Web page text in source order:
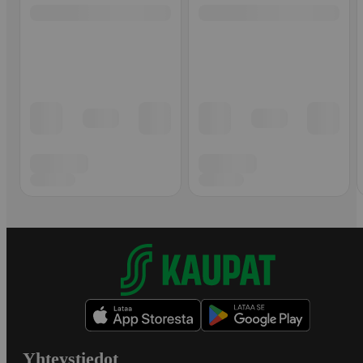
Yhteystiedot